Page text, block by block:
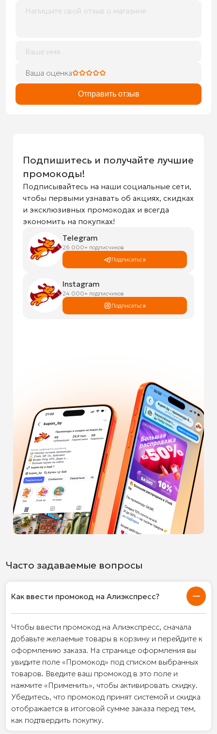
Ваша оценка
Отправить отзыв
Подпишитесь и получайте лучшие
промокоды!
Подписывайтесь на наши социальные сети,
чтобы первыми узнавать об акциях, скидках
и эксклюзивных промокодах и всегда
экономить на покупках!
Telegram
26 000+ подписчиков
Подписаться
Instagram
24 000+ подписчиков
Подписаться
Часто задаваемые вопросы
Как ввести промокод на Алиэкспресс?
Чтобы ввести промокод на Алиэкспресс, сначала
добавьте желаемые товары в корзину и перейдите к
оформлению заказа. На странице оформления вы
увидите поле «Промокод» под списком выбранных
товаров. Введите ваш промокод в это поле и
нажмите «Применить», чтобы активировать скидку.
Убедитесь, что промокод принят системой и скидка
отображается в итоговой сумме заказа перед тем,
как подтвердить покупку.